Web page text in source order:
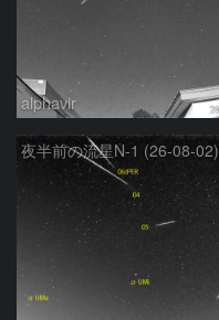
alphavir
夜半前の流星N-1 (26-08-02)